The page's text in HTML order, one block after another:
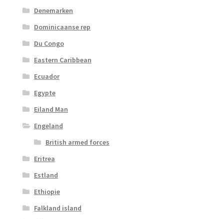
Denemarken
Dominicaanse rep
Du Congo
Eastern Caribbean
Ecuador
Egypte
Eiland Man
Engeland
British armed forces
Eritrea
Estland
Ethiopie
Falkland island